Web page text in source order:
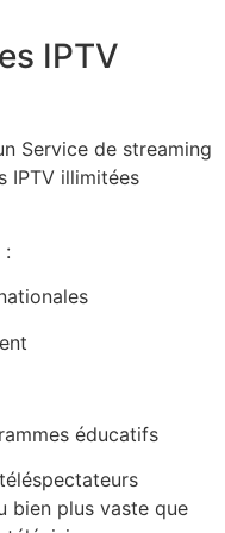
IPTV
Service de streaming
IPTV illimitées
:
éducatifs
bien plus vaste que